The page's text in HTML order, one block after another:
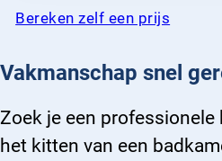
Bereken zelf een prijs
Vakmanschap snel
Zoek je een
het kitten van een